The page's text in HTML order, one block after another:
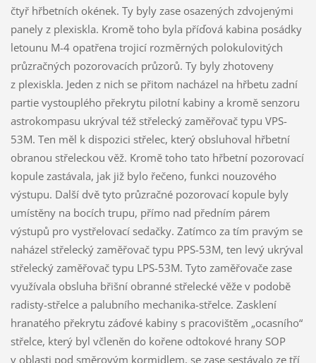
čtyř hřbetních okének. Ty byly zase osazených zdvojenými
panely z plexiskla. Kromě toho byla příďová kabina posádky
letounu M-4 opatřena trojicí rozměrných polokulovitých
průzračných pozorovacích průzorů. Ty byly zhotoveny
z plexiskla. Jeden z nich se přitom nacházel na hřbetu zadní
partie vystouplého překrytu pilotní kabiny a kromě senzoru
astrokompasu ukrýval též střelecký zaměřovač typu VPS-
53M. Ten měl k dispozici střelec, který obsluhoval hřbetní
obranou střeleckou věž. Kromě toho tato hřbetní pozorovací
kopule zastávala, jak již bylo řečeno, funkci nouzového
výstupu. Další dvě tyto průzračné pozorovací kopule byly
umístěny na bocích trupu, přímo nad předním párem
výstupů pro vystřelovací sedačky. Zatímco za tím pravým se
naházel střelecký zaměřovač typu PPS-53M, ten levý ukrýval
střelecký zaměřovač typu LPS-53M. Tyto zaměřovače zase
využívala obsluha břišní obranné střelecké věže v podobě
radisty-střelce a palubního mechanika-střelce. Zasklení
hranatého překrytu záďové kabiny s pracovištěm „ocasního“
střelce, který byl včleněn do kořene odtokové hrany SOP
v oblasti pod směrovým kormidlem, se zase sestávalo ze tří